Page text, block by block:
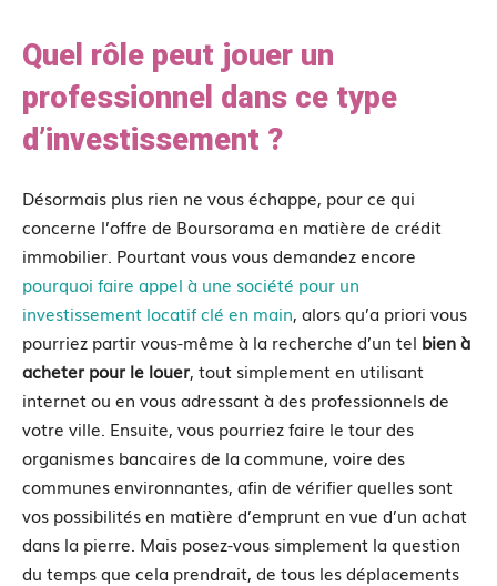
Quel rôle peut jouer un
professionnel dans ce type
d’investissement ?
Désormais plus rien ne vous échappe, pour ce qui
concerne l’offre de Boursorama en matière de crédit
immobilier. Pourtant vous vous demandez encore
pourquoi faire appel à une société pour un
investissement locatif clé en main, alors qu’a priori vous
pourriez partir vous-même à la recherche d’un tel bien à
acheter pour le louer, tout simplement en utilisant
internet ou en vous adressant à des professionnels de
votre ville. Ensuite, vous pourriez faire le tour des
organismes bancaires de la commune, voire des
communes environnantes, afin de vérifier quelles sont
vos possibilités en matière d’emprunt en vue d’un achat
dans la pierre. Mais posez-vous simplement la question
du temps que cela prendrait, de tous les déplacements